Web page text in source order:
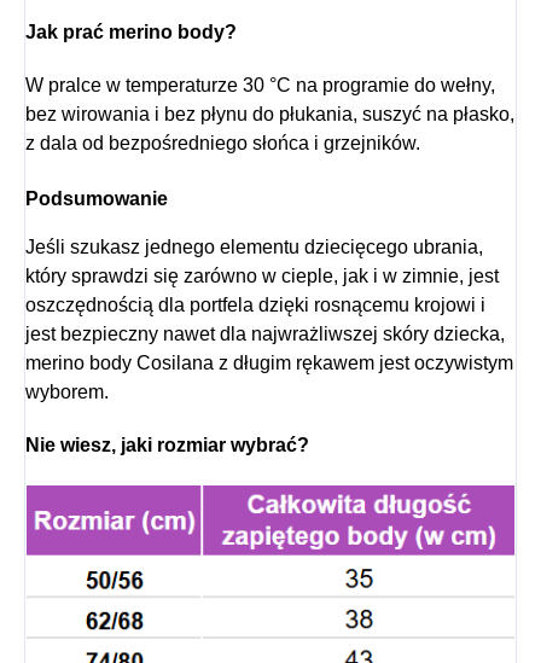
Jak prać merino body?
W pralce w temperaturze 30 °C na programie do wełny,
bez wirowania i bez płynu do płukania, suszyć na płasko,
z dala od bezpośredniego słońca i grzejników.
Podsumowanie
Jeśli szukasz jednego elementu dziecięcego ubrania,
który sprawdzi się zarówno w cieple, jak i w zimnie, jest
oszczędnością dla portfela dzięki rosnącemu krojowi i
jest bezpieczny nawet dla najwrażliwszej skóry dziecka,
merino body Cosilana z długim rękawem jest oczywistym
wyborem.
Nie wiesz, jaki rozmiar wybrać?